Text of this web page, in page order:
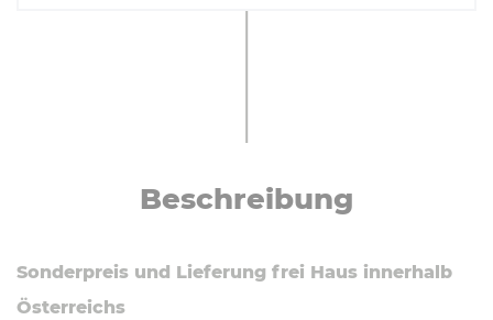
Be­schrei­bung
Sonderpreis und Lieferung frei Haus innerhalb
Österreichs